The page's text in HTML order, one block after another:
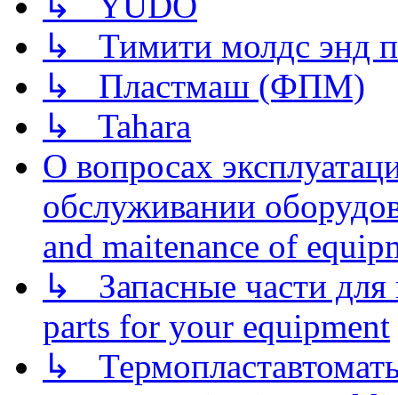
↳ Тимити молдс энд
↳ Пластмаш (ФПМ)
↳ Tahara
О вопросах
обслуживании
and maitenance of
↳ Запасные части для
parts for your equipment
↳